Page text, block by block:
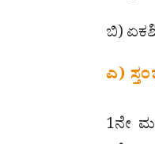
ಬಿ)
ಎ)
1ನೇ